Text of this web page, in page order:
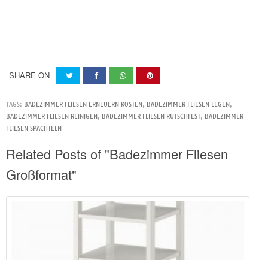
SHARE ON
TAGS: BADEZIMMER FLIESEN ERNEUERN KOSTEN, BADEZIMMER FLIESEN LEGEN,
BADEZIMMER FLIESEN REINIGEN, BADEZIMMER FLIESEN RUTSCHFEST, BADEZIMMER
FLIESEN SPACHTELN
Related Posts of "Badezimmer Fliesen
Großformat"